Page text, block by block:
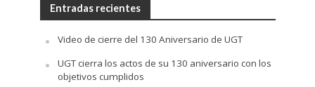
Entradas recientes
Video de cierre del 130 Aniversario de UGT
UGT cierra los actos de su 130 aniversario con los
objetivos cumplidos